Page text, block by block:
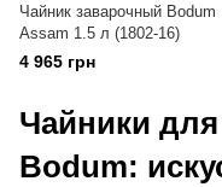
Чайник заварочный Bodum
Assam 1.5 л (1802-16)
4 965 грн
Чайники
Bodum: